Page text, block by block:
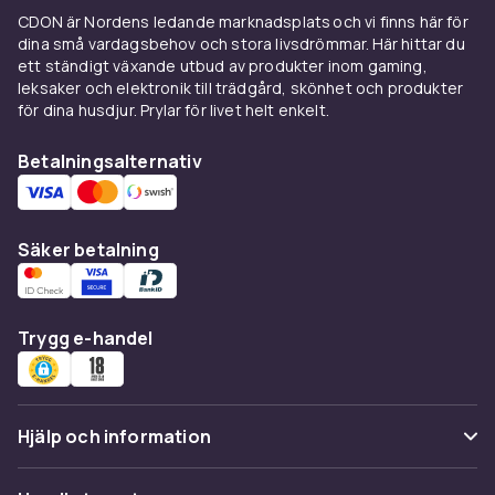
Så använder du konserverade
skaldjur
Skölj gärna musslor och räkor i lag innan du
använder dem, så blir smaken renare. Oljan
från rökta musslor är en utmärkt smaksättare i
dressingar och varma rätter, så häll inte ut den.
inom två till tre dagar. Vill du bygga vidare på
smakerna fungerar en skvätt
skaldjur.
Mer till skaldjursälskaren
Vill du hellre laga från grunden hittar du
& frysta skaldjur
CDON är Nordens ledande marknadsplats och vi finns här för
dina små vardagsbehov och stora livsdrömmar. Här hittar du
ett ständigt växande utbud av produkter inom gaming,
leksaker och elektronik till trädgård, skönhet och produkter
för dina husdjur. Prylar för livet helt enkelt.
Betalningsalternativ
Säker betalning
Trygg e-handel
Hjälp och information